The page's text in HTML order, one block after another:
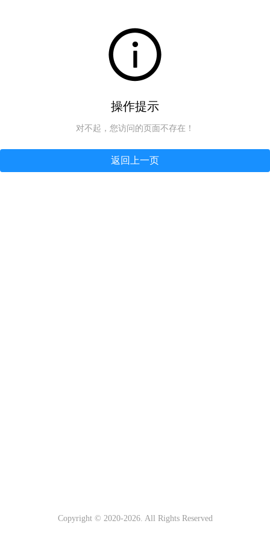
操作提示
对不起，您访问的页面不存在！
返回上一页
Copyright © 2020-2026. All Rights Reserved